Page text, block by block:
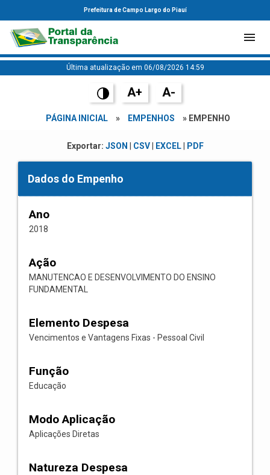
Prefeitura de Campo Largo do Piauí
Última atualização em 06/08/2026 14:59
A+ A-
PÁGINA INICIAL » EMPENHOS » EMPENHO
Exportar: JSON CSV| EXCEL| PDF
Dados do Empenho
Ano
2018
Ação
MANUTENCAO E DESENVOLVIMENTO DO ENSINO
FUNDAMENTAL
Elemento Despesa
Vencimentos e Vantagens Fixas - Pessoal Civil
Função
Educação
Modo Aplicação
Aplicações Diretas
Natureza Despesa